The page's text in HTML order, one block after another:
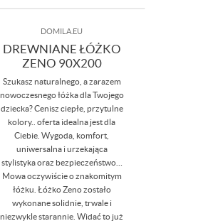
DOMILA.EU
DREWNIANE ŁÓŻKO
ZENO 90X200
Szukasz naturalnego, a zarazem
nowoczesnego łóżka dla Twojego
dziecka? Cenisz ciepłe, przytulne
kolory.. oferta idealna jest dla
Ciebie. Wygoda, komfort,
uniwersalna i urzekająca
stylistyka oraz bezpieczeństwo…
Mowa oczywiście o znakomitym
łóżku. Łóżko Zeno zostało
wykonane solidnie, trwale i
niezwykle starannie. Widać to już